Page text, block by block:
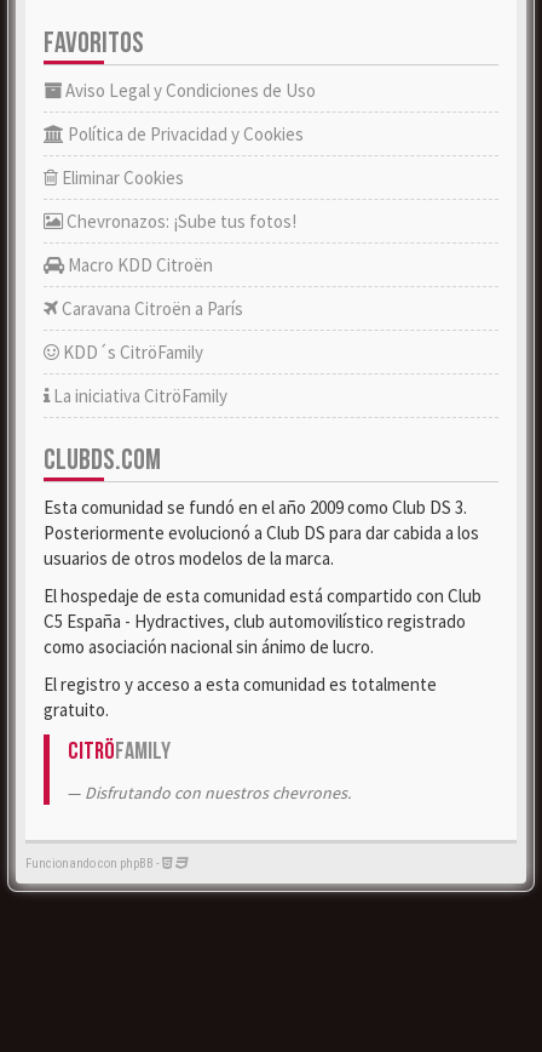
FAVORITOS
Aviso Legal y Condiciones de Uso
Política de Privacidad y Cookies
Eliminar Cookies
Chevronazos: ¡Sube tus fotos!
Macro KDD Citroën
Caravana Citroën a París
KDD´s CitröFamily
La iniciativa CitröFamily
CLUBDS.COM
Esta comunidad se fundó en el año 2009 como Club DS 3.
Posteriormente evolucionó a Club DS para dar cabida a los
usuarios de otros modelos de la marca.
El hospedaje de esta comunidad está compartido con Club
C5 España - Hydractives, club automovilístico registrado
como asociación nacional sin ánimo de lucro.
El registro y acceso a esta comunidad es totalmente
gratuito.
CitröFamily
Disfrutando con nuestros chevrones.
Funcionando con phpBB -